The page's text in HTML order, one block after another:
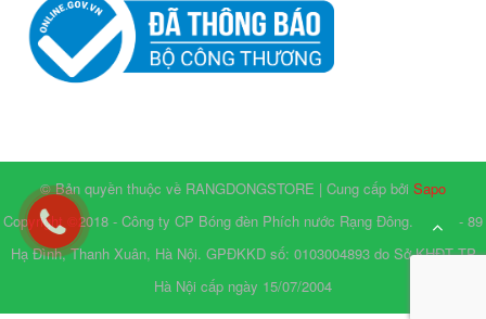
© Bản quyền thuộc về RANGDONGSTORE | Cung cấp bởi Sapo
Copyright ©2018 - Công ty CP Bóng đèn Phích nước Rạng Đông. Số 87 - 89
Hạ Đình, Thanh Xuân, Hà Nội. GPĐKKD số: 0103004893 do Sở KHĐT TP
Hà Nội cấp ngày 15/07/2004